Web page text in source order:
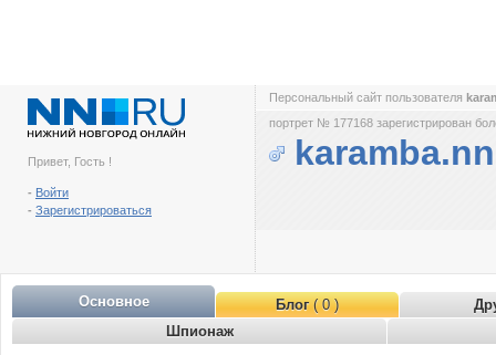
Привет, Гость !
- Войти
- Зарегистрироваться
Персональный сайт пользователя
портрет № 177168 зарегистрирован
Основное Блог( 0 )
Шпионаж